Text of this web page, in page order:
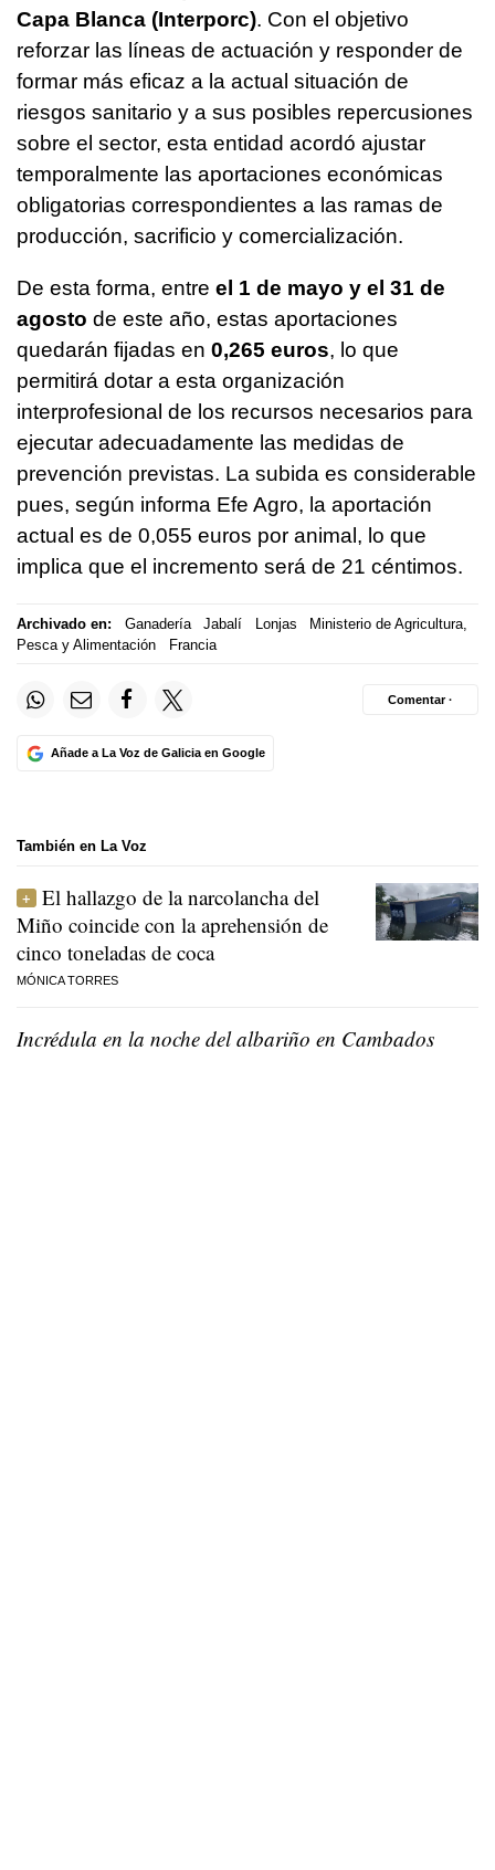
Capa Blanca (Interporc). Con el objetivo
reforzar las líneas de actuación y responder de
formar más eficaz a la actual situación de
riesgos sanitario y a sus posibles repercusiones
sobre el sector, esta entidad acordó ajustar
temporalmente las aportaciones económicas
obligatorias correspondientes a las ramas de
producción, sacrificio y comercialización.
De esta forma, entre el 1 de mayo y el 31 de
agosto de este año, estas aportaciones
quedarán fijadas en 0,265 euros, lo que
permitirá dotar a esta organización
interprofesional de los recursos necesarios para
ejecutar adecuadamente las medidas de
prevención previstas. La subida es considerable
pues, según informa Efe Agro, la aportación
actual es de 0,055 euros por animal, lo que
implica que el incremento será de 21 céntimos.
Archivado en: Ganadería Jabalí Lonjas
Ministerio de Agricultura,
Pesca y Alimentación
Francia
Añade a La Voz de Galicia en Google
Comentar ·
También en La Voz
El hallazgo de la narcolancha del
Miño coincide con la aprehensión de
cinco toneladas de coca
MÓNICA TORRES
Incrédula en la noche del albariño en Cambados